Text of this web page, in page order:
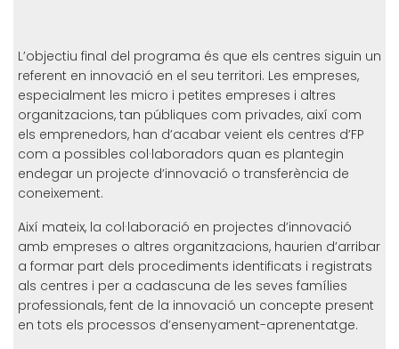
L’objectiu final del programa és que els centres siguin un
referent en innovació en el seu territori. Les empreses,
especialment les micro i petites empreses i altres
organitzacions, tan públiques com privades, així com
els emprenedors, han d’acabar veient els centres d’FP
com a possibles col·laboradors quan es plantegin
endegar un projecte d’innovació o transferència de
coneixement.
Així mateix, la col·laboració en projectes d’innovació
amb empreses o altres organitzacions, haurien d’arribar
a formar part dels procediments identificats i registrats
als centres i per a cadascuna de les seves famílies
professionals, fent de la innovació un concepte present
en tots els processos d’ensenyament-aprenentatge.